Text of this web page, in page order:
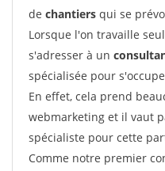
de chantiers qui se
Lorsque l'on travaille
s'adresser à un
spécialisée pour
En effet, cela prend
webmarketing et il vaut
spécialiste pour cette
Comme notre premier